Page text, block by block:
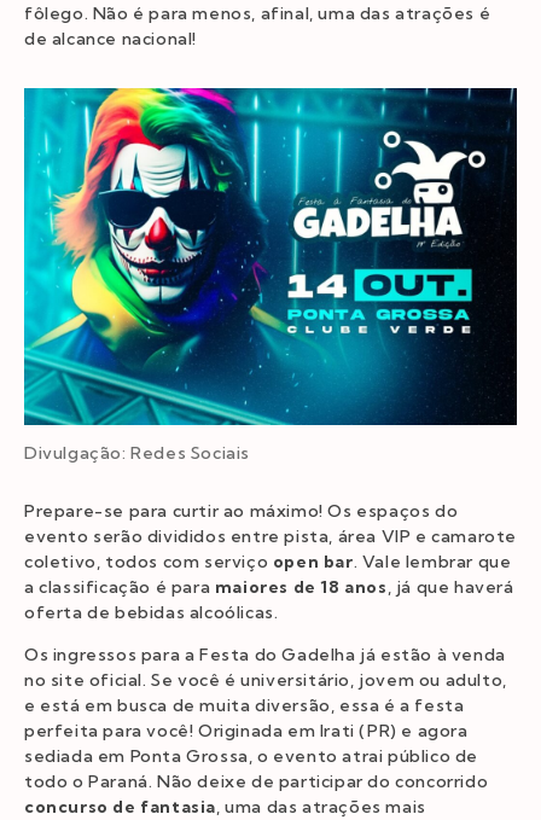
fôlego. Não é para menos, afinal, uma das atrações é
de alcance nacional!
Divulgação: Redes Sociais
Prepare-se para curtir ao máximo! Os espaços do
evento serão divididos entre pista, área VIP e camarote
coletivo, todos com serviço open bar. Vale lembrar que
a classificação é para maiores de 18 anos, já que haverá
oferta de bebidas alcoólicas.
Os ingressos para a Festa do Gadelha já estão à venda
no site oficial. Se você é universitário, jovem ou adulto,
e está em busca de muita diversão, essa é a festa
perfeita para você! Originada em Irati (PR) e agora
sediada em Ponta Grossa, o evento atrai público de
todo o Paraná. Não deixe de participar do concorrido
concurso de fantasia, uma das atrações mais